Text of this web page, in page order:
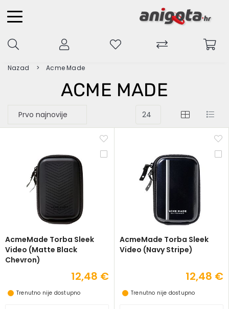
Nazad Acme Made
ACME MADE
AcmeMade Torba Sleek
Video (Matte Black
Chevron)
12,48 €
Trenutno nije dostupno
AcmeMade Torba Sleek
Video (Navy Stripe)
12,48 €
Trenutno nije dostupno